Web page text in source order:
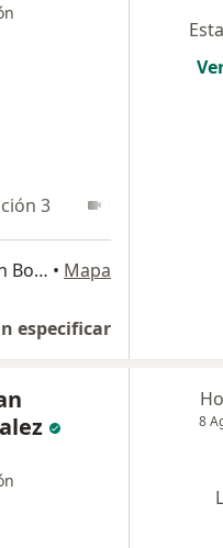
3
Avenida Joseph Thompson, 140, San Borja • Mapa
especificar
8